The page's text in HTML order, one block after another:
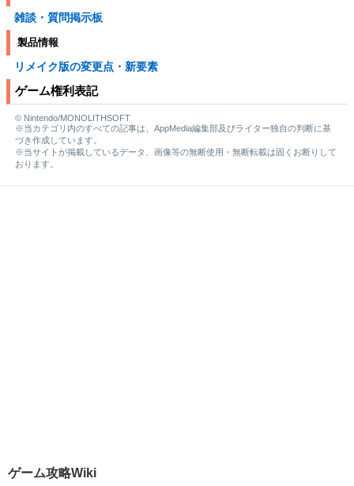
雑談・質問掲示板
製品情報
リメイク版の変更点・新要素
ゲーム権利表記
© Nintendo/MONOLITHSOFT
※当カテゴリ内のすべての記事は、AppMedia編集部及びライター独自の判断に基
づき作成しています。
※当サイトが掲載しているデータ、画像等の無断使用・無断転載は固くお断りして
おります。
ゲーム攻略Wiki